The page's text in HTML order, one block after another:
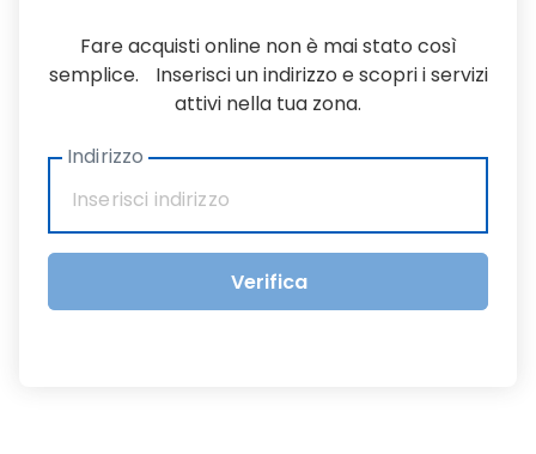
Fare acquisti online non è mai stato così
semplice. Inserisci un indirizzo e scopri i servizi
attivi nella tua zona.
Indirizzo
Verifica